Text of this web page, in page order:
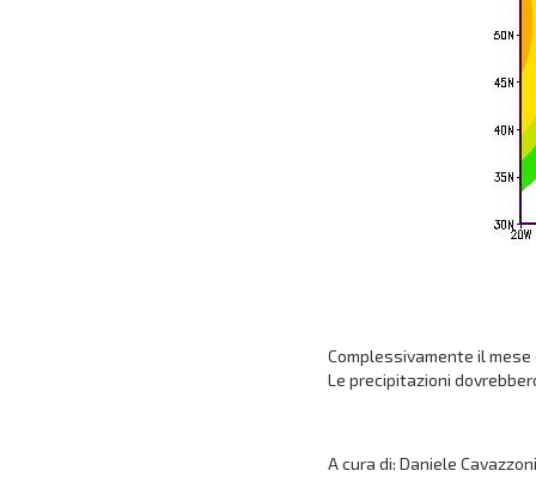
Complessivamente il
Le precipitazioni
A cura di: Daniele